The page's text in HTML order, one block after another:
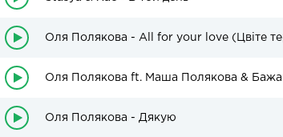
Оля Полякова - All for your love (Цвіте
Оля Полякова ft. Маша Полякова &
Оля Полякова - Дякую